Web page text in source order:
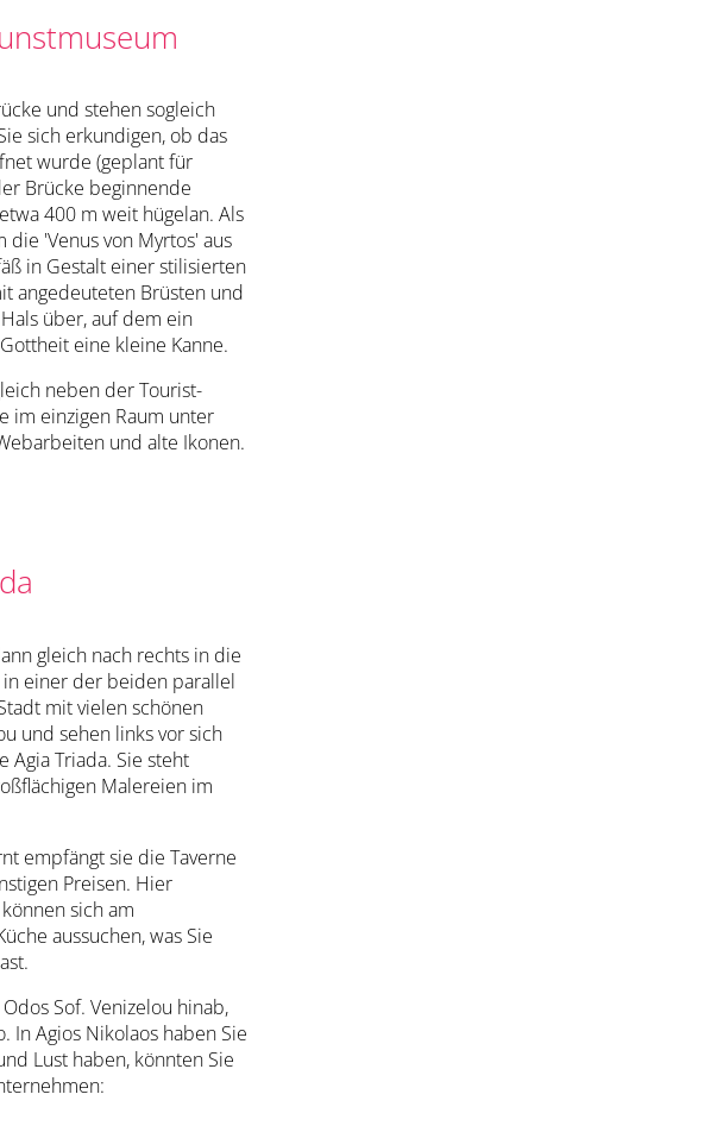
und stehen sogleich
sich erkundigen, ob das
wurde (geplant für
Brücke beginnende
400 m weit hügelan. Als
'Venus von Myrtos' aus
in Gestalt einer stilisierten
angedeuteten Brüsten und
über, auf dem ein
eine kleine Kanne.
neben der Tourist-
im einzigen Raum unter
und alte Ikonen.
gleich nach rechts in die
in einer der beiden parallel
mit vielen schönen
und sehen links vor sich
Triada. Sie steht
Malereien im
empfängt sie die Taverne
Preisen. Hier
sich am
aussuchen, was Sie
Sof. Venizelou hinab,
In Agios Nikolaos haben Sie
Lust haben, könnten Sie